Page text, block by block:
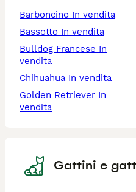
Barboncino In vendita
Bassotto In vendita
Bulldog Francese In
vendita
Chihuahua In vendita
Golden Retriever In
vendita
Gattini e